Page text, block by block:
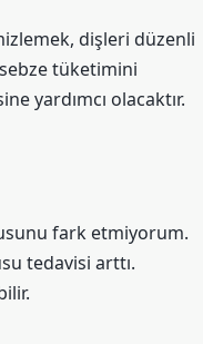
dişleri düzenli
tüketimini
yardımcı olacaktır.
fark etmiyorum.
tedavisi arttı.